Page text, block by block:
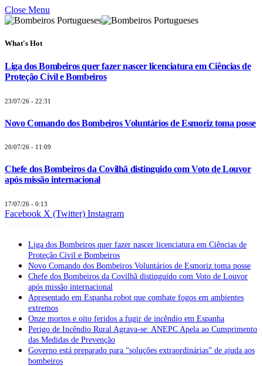
Close Menu
What's Hot
Liga dos Bombeiros quer fazer nascer licenciatura em Ciências de
Proteção Civil e Bombeiros
23/07/26 - 22:31
Novo Comando dos Bombeiros Voluntários de Esmoriz toma posse
20/07/26 - 11:09
Chefe dos Bombeiros da Covilhã distinguido com Voto de Louvor
após missão internacional
17/07/26 - 0:13
Facebook X (Twitter) Instagram
Liga dos Bombeiros quer fazer nascer licenciatura em Ciências de
Proteção Civil e Bombeiros
Novo Comando dos Bombeiros Voluntários de Esmoriz toma posse
Chefe dos Bombeiros da Covilhã distinguido com Voto de Louvor
após missão internacional
Apresentado em Espanha robot que combate fogos em ambientes
extremos
Onze mortos e oito feridos a fugir de incêndio em Espanha
Perigo de Incêndio Rural Agrava-se: ANEPC Apela ao Cumprimento
das Medidas de Prevenção
Governo está preparado para “soluções extraordinárias” de ajuda aos
bombeiros